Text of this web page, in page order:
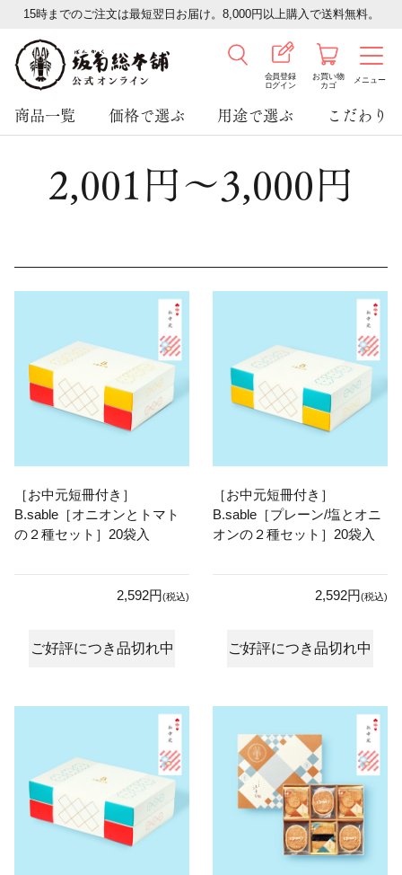
15時までのご注文は最短翌日お届け。8,000円以上購入で送料無料。
会員登録
ログイン
お買い物
カゴ
メニュー
商品一覧 価格で選ぶ 用途で選ぶ こだわり
2,001円～3,000円
［お中元短冊付き］
B.sable［オニオンとトマト
の２種セット］20袋入
2,592円(税込)
ご好評につき品切れ中
［お中元短冊付き］
B.sable［プレーン/塩とオニ
オンの２種セット］20袋入
2,592円(税込)
ご好評につき品切れ中